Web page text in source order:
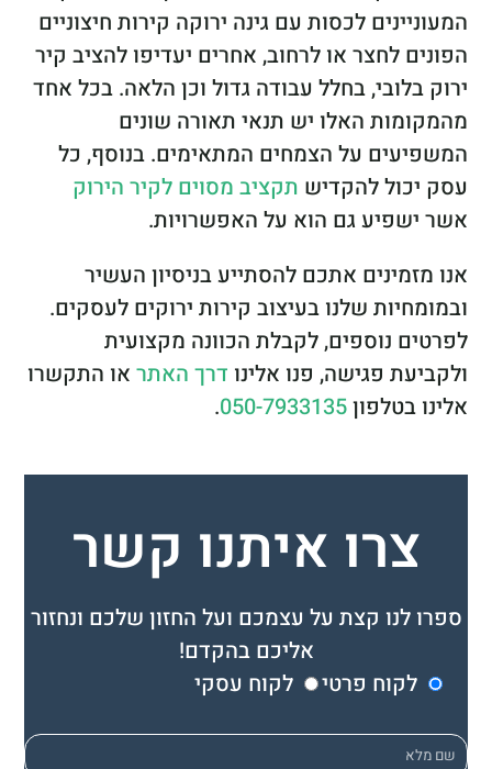
המעוניינים לכסות עם גינה ירוקה קירות חיצוניים
הפונים לחצר או לרחוב, אחרים יעדיפו להציב קיר
ירוק בלובי, בחלל עבודה גדול וכן הלאה. בכל אחד
מהמקומות האלו יש תנאי תאורה שונים
המשפיעים על הצמחים המתאימים. בנוסף, כל
עסק יכול להקדיש תקציב מסוים לקיר הירוק
אשר ישפיע גם הוא על האפשרויות.
אנו מזמינים אתכם להסתייע בניסיון העשיר
ובמומחיות שלנו בעיצוב קירות ירוקים לעסקים.
לפרטים נוספים, לקבלת הכוונה מקצועית
ולקביעת פגישה, פנו אלינו דרך האתר או התקשרו
אלינו בטלפון050-7933135
.
צרו איתנו קשר
ספרו לנו קצת על עצמכם ועל החזון שלכם ונחזור
אליכם בהקדם!
לקוח פרטי
לקוח עסקי